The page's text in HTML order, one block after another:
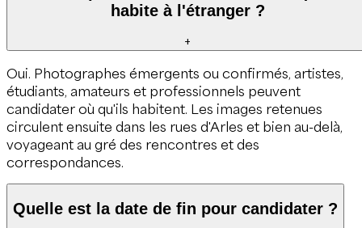
habite à l'étranger ?
+
Oui. Photographes émergents ou confirmés, artistes,
étudiants, amateurs et professionnels peuvent
candidater où qu'ils habitent. Les images retenues
circulent ensuite dans les rues d'Arles et bien au-delà,
voyageant au gré des rencontres et des
correspondances.
Quelle est la date de fin pour candidater ?